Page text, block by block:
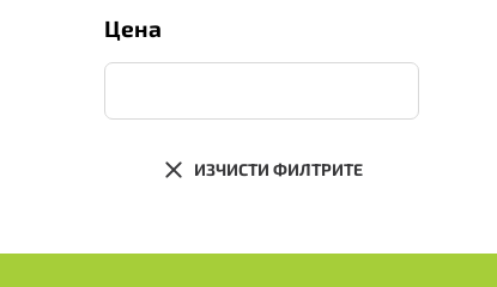
Цена
ИЗЧИСТИ ФИЛТРИТЕ